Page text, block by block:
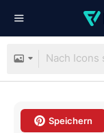
Speichern